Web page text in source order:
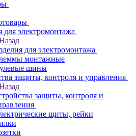
для электромонтажа
для электромонтажа
монтажные
шины
защиты, контроля и управления
защиты, контроля и
щиты, рейки